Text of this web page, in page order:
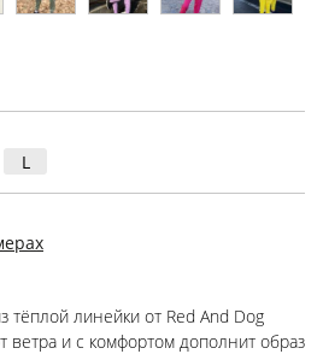
L
тёплой линейки от Red And Dog
ветра и с комфортом дополнит образ